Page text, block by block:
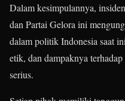
Dalam kesimpulannya,
dan Partai Gelora ini
dalam politik Indonesia saat
etik, dan dampaknya
serius.